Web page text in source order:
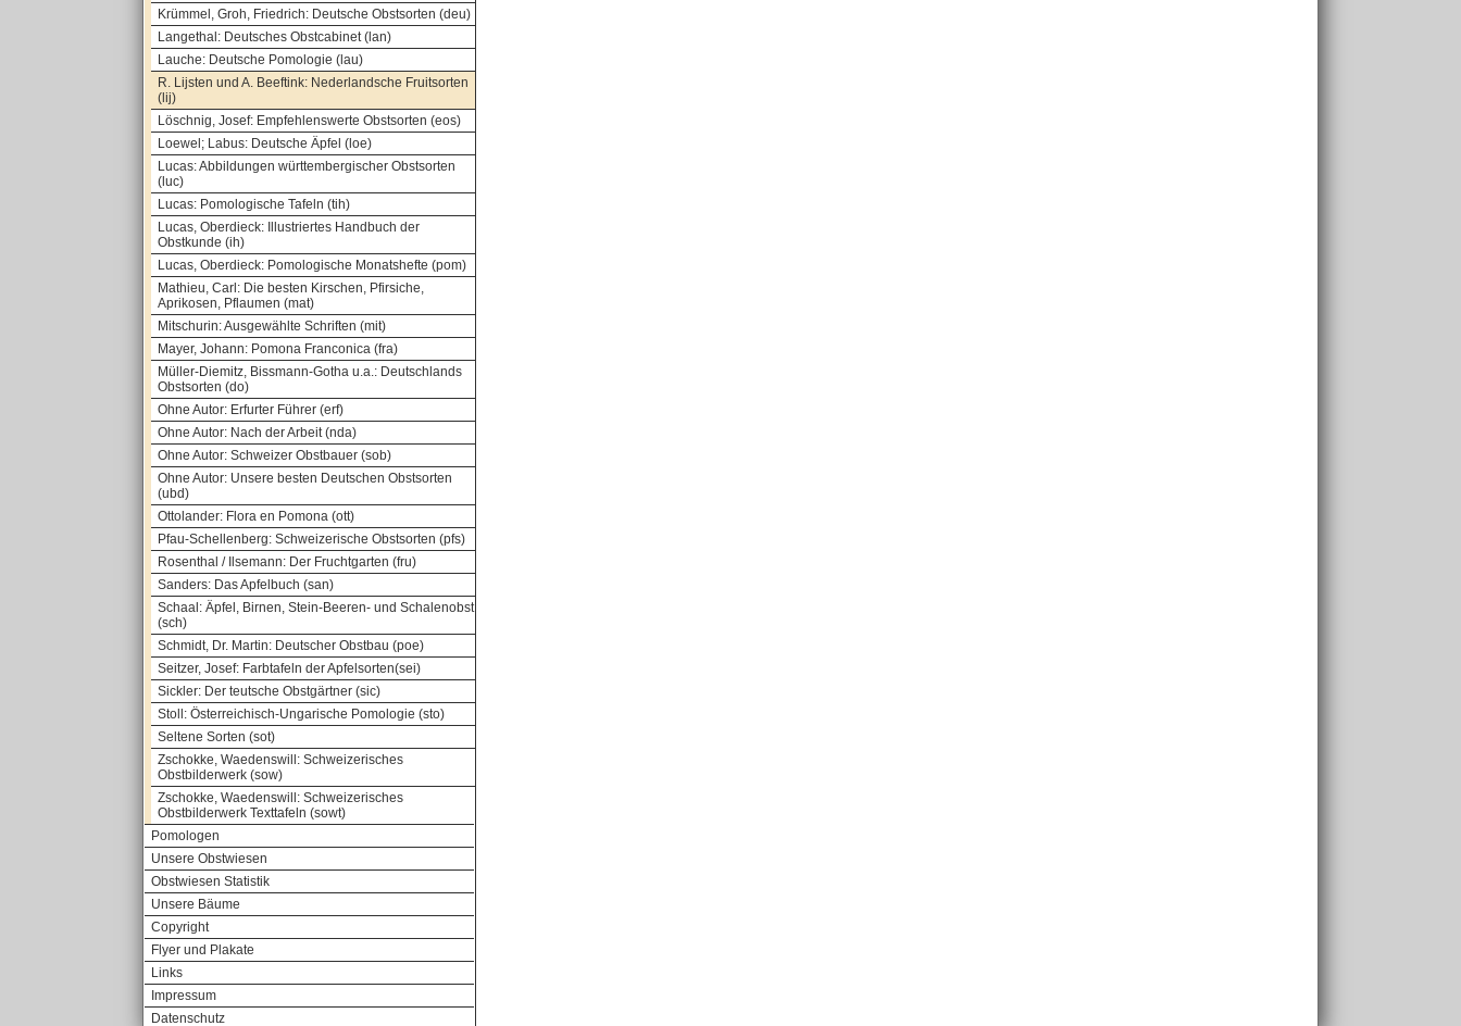
Krümmel, Groh, Friedrich: Deutsche Obstsorten (deu)
Langethal: Deutsches Obstcabinet (lan)
Lauche: Deutsche Pomologie (lau)
R. Lijsten und A. Beeftink: Nederlandsche Fruitsorten
(lij)
Löschnig, Josef: Empfehlenswerte Obstsorten (eos)
Loewel; Labus: Deutsche Äpfel (loe)
Lucas: Abbildungen württembergischer Obstsorten
(luc)
Lucas: Pomologische Tafeln (tih)
Lucas, Oberdieck: Illustriertes Handbuch der
Obstkunde (ih)
Lucas, Oberdieck: Pomologische Monatshefte (pom)
Mathieu, Carl: Die besten Kirschen, Pfirsiche,
Aprikosen, Pflaumen (mat)
Mitschurin: Ausgewählte Schriften (mit)
Mayer, Johann: Pomona Franconica (fra)
Müller-Diemitz, Bissmann-Gotha u.a.: Deutschlands
Obstsorten (do)
Ohne Autor: Erfurter Führer (erf)
Ohne Autor: Nach der Arbeit (nda)
Ohne Autor: Schweizer Obstbauer (sob)
Ohne Autor: Unsere besten Deutschen Obstsorten
(ubd)
Ottolander: Flora en Pomona (ott)
Pfau-Schellenberg: Schweizerische Obstsorten (pfs)
Rosenthal / Ilsemann: Der Fruchtgarten (fru)
Sanders: Das Apfelbuch (san)
Schaal: Äpfel, Birnen, Stein-Beeren- und Schalenobst
(sch)
Schmidt, Dr. Martin: Deutscher Obstbau (poe)
Seitzer, Josef: Farbtafeln der Apfelsorten(sei)
Sickler: Der teutsche Obstgärtner (sic)
Stoll: Österreichisch-Ungarische Pomologie (sto)
Seltene Sorten (sot)
Zschokke, Waedenswill: Schweizerisches
Obstbilderwerk (sow)
Zschokke, Waedenswill: Schweizerisches
Obstbilderwerk Texttafeln (sowt)
Pomologen
Unsere Obstwiesen
Obstwiesen Statistik
Unsere Bäume
Copyright
Flyer und Plakate
Links
Impressum
Datenschutz